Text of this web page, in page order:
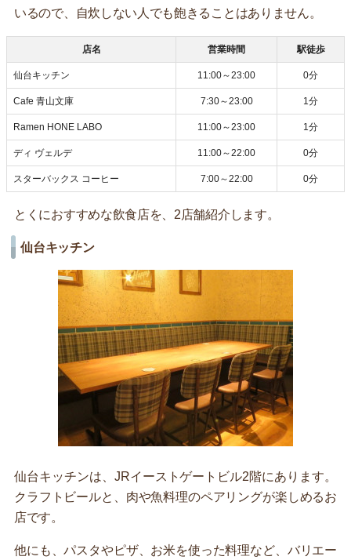
いるので、自炊しない人でも飽きることはありません。
店名 営業時間 駅徒歩
仙台キッチン 11:00～23:00 0分
Cafe 青山文庫 7:30～23:00 1分
Ramen HONE LABO 11:00～23:00 1分
ディ ヴェルデ 11:00～22:00 0分
スターバックス コーヒー 7:00～22:00 0分
とくにおすすめな飲食店を、2店舗紹介します。
仙台キッチン
仙台キッチンは、JRイーストゲートビル2階にあります。
クラフトビールと、肉や魚料理のペアリングが楽しめるお
店です。
他にも、パスタやピザ、お米を使った料理など、バリエー